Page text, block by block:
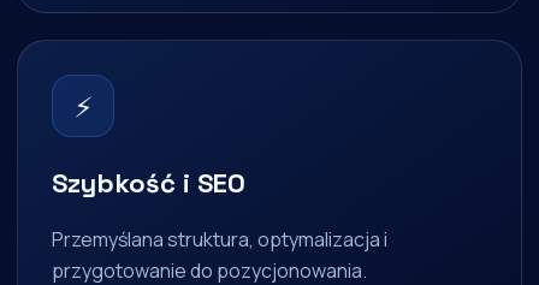
⚡
Szybkość i SEO
Przemyślana struktura, optymalizacja i
przygotowanie do pozycjonowania.